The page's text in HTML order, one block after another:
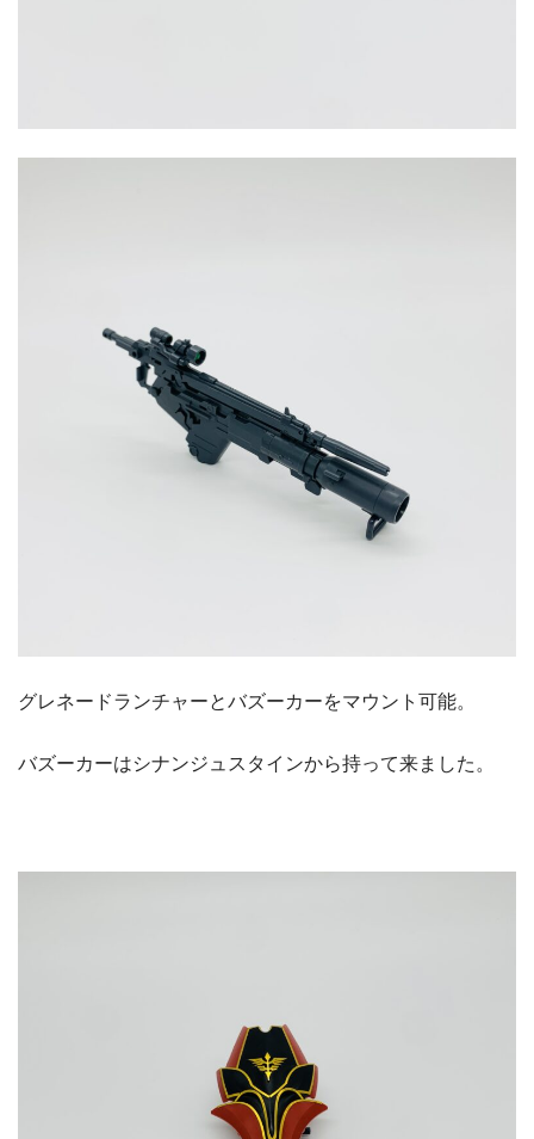
グレネードランチャーとバズーカーをマウント可能。
バズーカーはシナンジュスタインから持って来ました。